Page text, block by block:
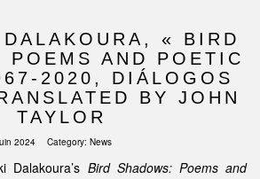
« BIRD
POEMS AND POETIC
2020, DIÁLOGOS
BY JOHN
TAYLOR
2024 Category: News
Dalakoura’s Bird Shadows: Poems and